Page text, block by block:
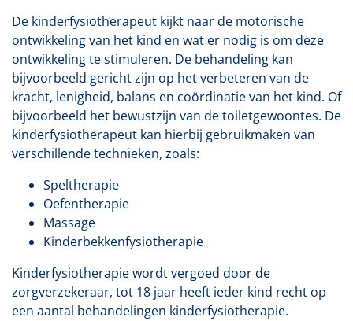
De kinderfysiotherapeut kijkt naar de motorische
ontwikkeling van het kind en wat er nodig is om deze
ontwikkeling te stimuleren. De behandeling kan
bijvoorbeeld gericht zijn op het verbeteren van de
kracht, lenigheid, balans en coördinatie van het kind. Of
bijvoorbeeld het bewustzijn van de toiletgewoontes. De
kinderfysiotherapeut kan hierbij gebruikmaken van
verschillende technieken, zoals:
Speltherapie
Oefentherapie
Massage
Kinderbekkenfysiotherapie
Kinderfysiotherapie wordt vergoed door de
zorgverzekeraar, tot 18 jaar heeft ieder kind recht op
een aantal behandelingen kinderfysiotherapie.